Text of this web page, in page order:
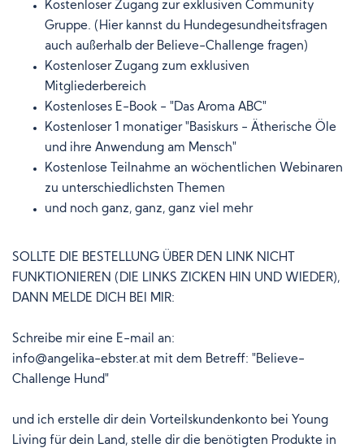
Kostenloser Zugang zur exklusiven Community
Gruppe. (Hier kannst du Hundegesundheitsfragen
auch außerhalb der Believe-Challenge fragen)
Kostenloser Zugang zum exklusiven
Mitgliederbereich
Kostenloses E-Book - "Das Aroma ABC"
Kostenloser 1 monatiger "Basiskurs - Ätherische Öle
und ihre Anwendung am Mensch"
Kostenlose Teilnahme an wöchentlichen Webinaren
zu unterschiedlichsten Themen
und noch ganz, ganz, ganz viel mehr
SOLLTE DIE BESTELLUNG ÜBER DEN LINK NICHT
FUNKTIONIEREN (DIE LINKS ZICKEN HIN UND WIEDER),
DANN MELDE DICH BEI MIR:
Schreibe mir eine E-mail an:
info@angelika-ebster.at mit dem Betreff: "Believe-
Challenge Hund"
und ich erstelle dir dein Vorteilskundenkonto bei Young
Living für dein Land, stelle dir die benötigten Produkte in